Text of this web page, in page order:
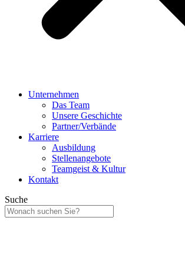
Unternehmen
Das Team
Unsere Geschichte
Partner/Verbände
Karriere
Ausbildung
Stellenangebote
Teamgeist & Kultur
Kontakt
Suche